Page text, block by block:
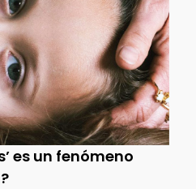
es un fenómeno